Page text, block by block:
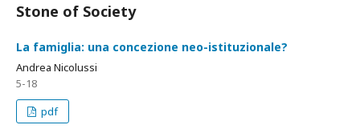
Stone of Society
La famiglia: una concezione neo-istituzionale?
Andrea Nicolussi
5-18
pdf